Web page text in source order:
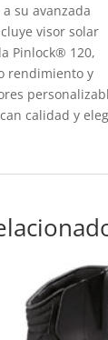
su avanzada
visor solar
Pinlock® 120,
rendimiento y
calidad y